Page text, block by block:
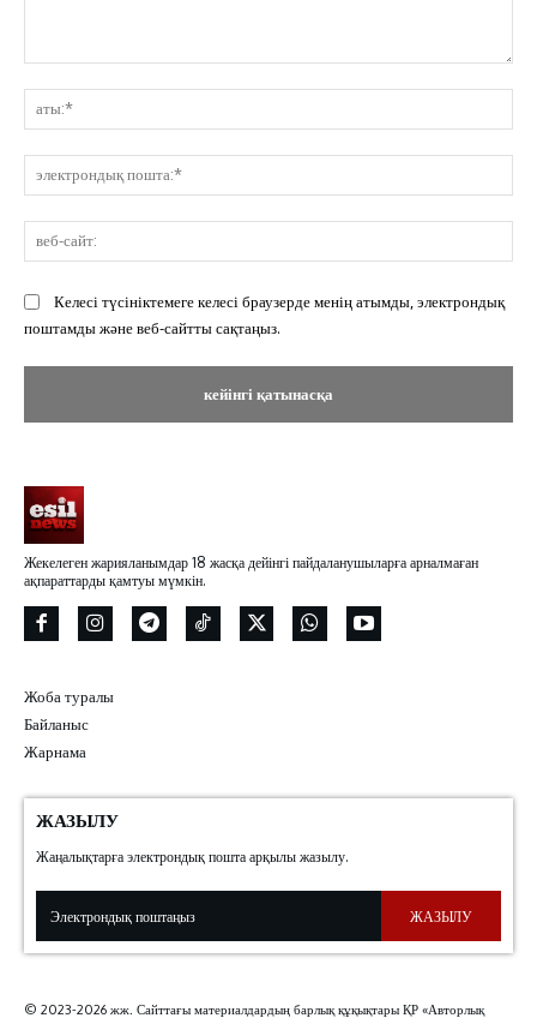
Келесі түсініктемеге келесі браузерде менің атымды, электрондық
поштамды және веб-сайтты сақтаңыз.
Жекелеген жарияланымдар 18 жасқа дейінгі пайдаланушыларға арналмаған
ақпараттарды қамтуы мүмкін.
Жоба туралы
Байланыс
Жарнама
ЖАЗЫЛУ
Жаңалықтарға электрондық пошта арқылы жазылу.
ЖАЗЫЛУ
© 2023-2026 жж. Сайттағы материалдардың барлық құқықтары ҚР «Авторлық